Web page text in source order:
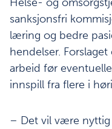
sanksjonsfri
læring og bedre
hendelser.
arbeid før
innspill fra flere i
– Det vil være nyttig